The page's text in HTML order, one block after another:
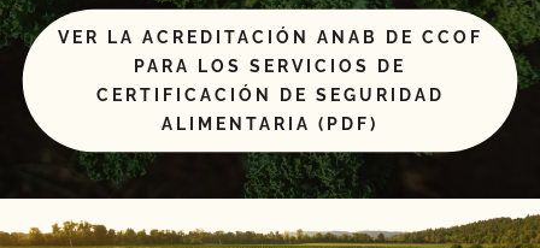
VER LA ACREDITACIÓN ANAB DE CCOF
PARA LOS SERVICIOS DE
CERTIFICACIÓN DE SEGURIDAD
ALIMENTARIA (PDF)